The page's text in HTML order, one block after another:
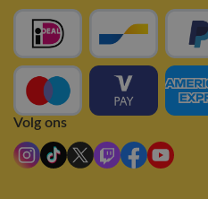
Volg ons